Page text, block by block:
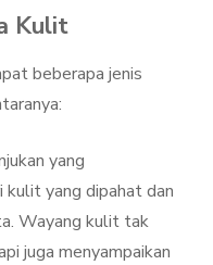
Kulit
beberapa jenis
yang
kulit yang dipahat dan
Wayang kulit tak
juga menyampaikan